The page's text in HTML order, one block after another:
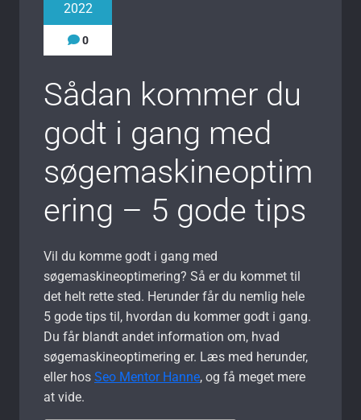
2022
0
Sådan kommer du
godt i gang med
søgemaskineoptim
ering – 5 gode tips
Vil du komme godt i gang med
søgemaskineoptimering? Så er du kommet til
det helt rette sted. Herunder får du nemlig hele
5 gode tips til, hvordan du kommer godt i gang.
Du får blandt andet information om, hvad
søgemaskineoptimering er. Læs med herunder,
eller hos Seo Mentor Hanne, og få meget mere
at vide.